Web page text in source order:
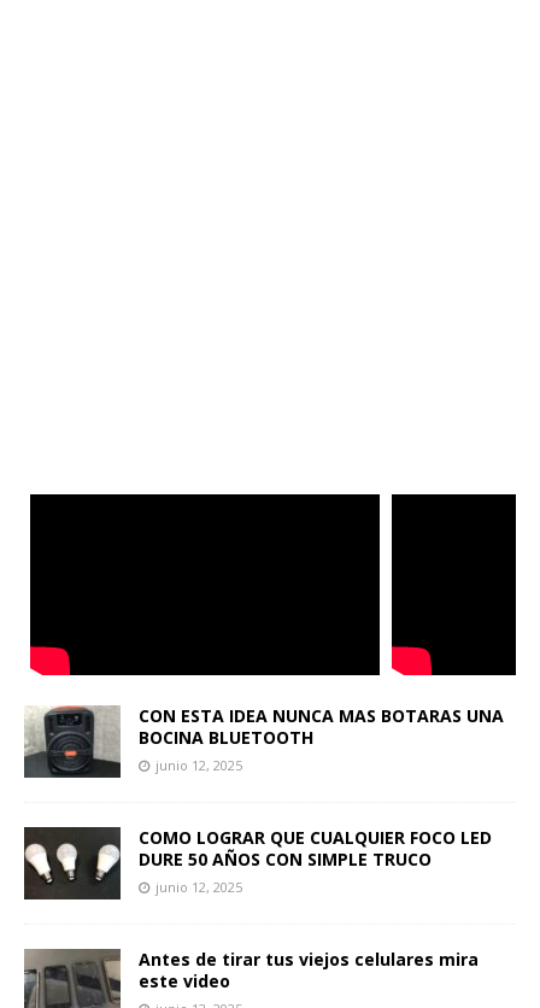
CON ESTA IDEA NUNCA MAS BOTARAS UNA
BOCINA BLUETOOTH
junio 12, 2025
COMO LOGRAR QUE CUALQUIER FOCO LED
DURE 50 AÑOS CON SIMPLE TRUCO
junio 12, 2025
Antes de tirar tus viejos celulares mira
este video